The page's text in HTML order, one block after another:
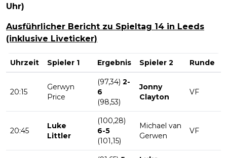
Uhr)
Ausführlicher Bericht zu Spieltag 14 in Leeds
(inklusive Liveticker)
Uhrzeit Spieler 1 Ergebnis Spieler 2 Runde
20:15
Gerwyn
Price
(97,34) 2-
6
(98,53)
Jonny
Clayton
VF
20:45
Luke
Littler
(100,28)
6-5
(101,15)
Michael van
Gerwen
VF